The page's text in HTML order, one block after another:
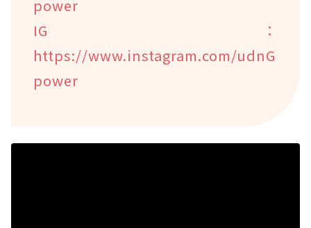
power
IG：
https://www.instagram.com/udnG
power